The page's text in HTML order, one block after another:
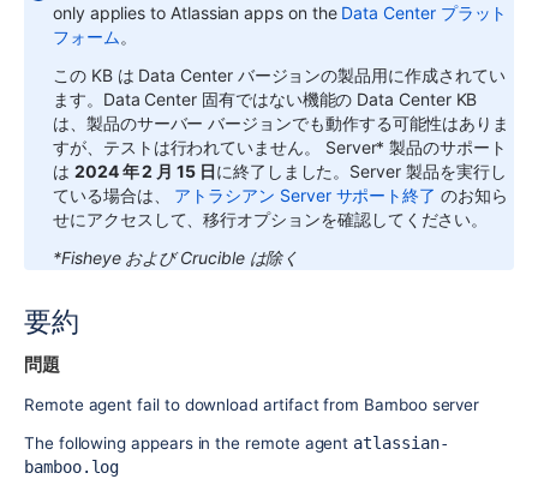
only applies to Atlassian apps on the Data Center プラット
フォーム。
この KB は Data Center バージョンの製品用に作成されてい
ます。Data Center 固有ではない機能の Data Center KB
は、製品のサーバー バージョンでも動作する可能性はありま
すが、テストは行われていません。 Server* 製品のサポート
は 2024 年 2 月 15 日に終了しました。Server 製品を実行し
ている場合は、
アトラシアン Server サポート終了 のお知ら
せにアクセスして、移行オプションを確認してください。
*Fisheye および Crucible は除く
要約
問題
Remote agent fail to download artifact from Bamboo server
The following appears in the remote agent atlassian-
bamboo.log